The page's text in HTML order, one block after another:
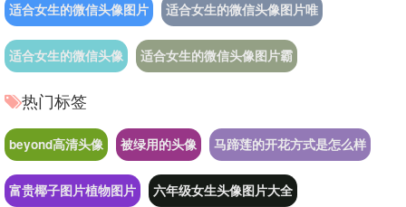
适合女生的微信头像图片 适合女生的微信头像图片唯
适合女生的微信头像 适合女生的微信头像图片霸
热门标签
beyond高清头像 被绿用的头像 马蹄莲的开花方式是怎么样
富贵椰子图片植物图片 六年级女生头像图片大全